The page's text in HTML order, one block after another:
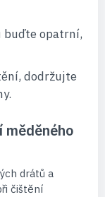
buďte opatrní,
dodržujte
drátů a
čištění